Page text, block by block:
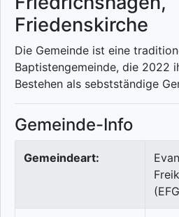
Friedenskirche
Die Gemeinde ist eine
Baptistengemeinde, die 2022
Bestehen als sebstständige
Gemeinde-Info
Gemeindeart: